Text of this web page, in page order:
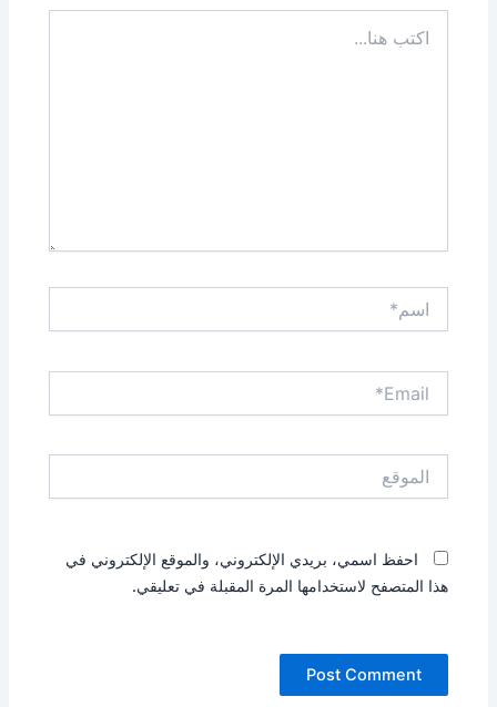
هنا...
احفظ اسمي، بريدي الإلكتروني، والموقع الإلكتروني في
هذا المتصفح لاستخدامها المرة المقبلة في تعليقي.